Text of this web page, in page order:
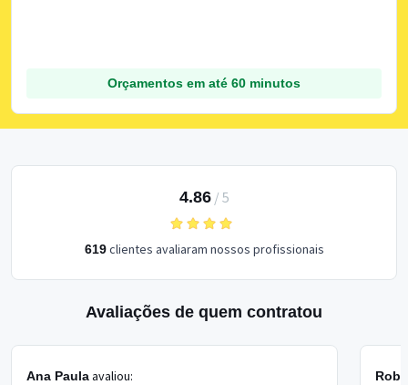
Orçamentos em até 60 minutos
4.86/ 5
619clientes avaliaram nossos profissionais
Avaliações de quem contratou
Ana Paulaavaliou: